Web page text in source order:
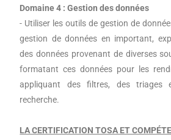
Domaine 4 : Gestion des données
- Utiliser les outils de gestion de
gestion de données en important,
des données provenant de diverses
formatant ces données pour les
appliquant des filtres, des triages
recherche.
LA CERTIFICATION TOSA ET